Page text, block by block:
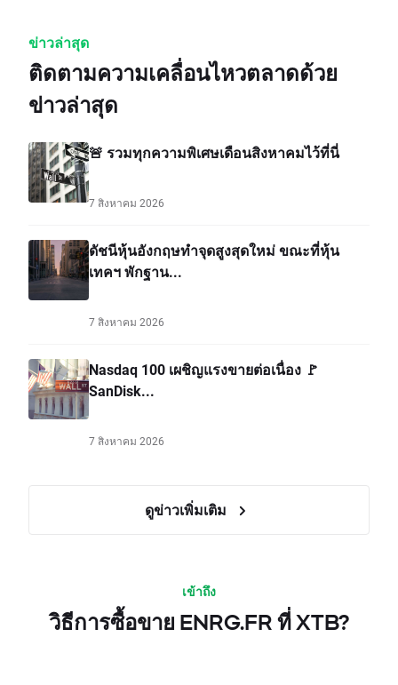
ข่าวล่าสุด
ติดตามความเคลื่อนไหวตลาดด้วย
ข่าวล่าสุด
🚨 รวมทุกความพิเศษเดือนสิงหาคมไว้ที่นี่
7 สิงหาคม 2026
ดัชนีหุ้นอังกฤษทำจุดสูงสุดใหม่ ขณะที่หุ้น
เทคฯ พักฐาน...
7 สิงหาคม 2026
Nasdaq 100 เผชิญแรงขายต่อเนื่อง 🚩
SanDisk...
7 สิงหาคม 2026
ดูข่าวเพิ่มเติม
เข้าถึง
วิธีการซื้อขาย ENRG.FR ที่ XTB?